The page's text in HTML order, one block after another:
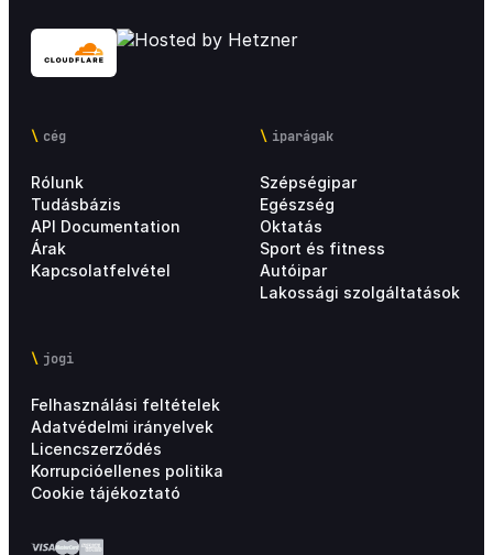
cég
Rólunk
Tudásbázis
API Documentation
Árak
Kapcsolatfelvétel
iparágak
Szépségipar
Egészség
Oktatás
Sport és fitness
Autóipar
Lakossági szolgáltatások
jogi
Felhasználási feltételek
Adatvédelmi irányelvek
Licencszerződés
Korrupcióellenes politika
Cookie tájékoztató